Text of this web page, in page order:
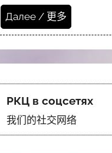
Далее / 更多
РКЦ в соцсетях
我们的社交网络